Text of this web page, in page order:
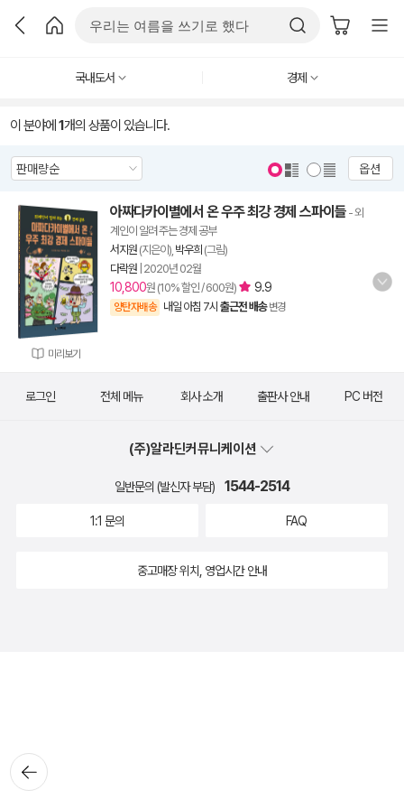
국내도서 경제
이 분야에 1개의 상품이 있습니다.
옵션
미리보기
아짜다카이별에서 온 우주 최강 경제 스파이들 - 외
계인이 알려 주는 경제 공부
서지원 (지은이), 박우희 (그림)
다락원 2020년 02월
10,800원 (10% 할인 / 600원) 9.9
양탄자배송 내일 아침 7시 출근전 배송 변경
뒤로가
기
로그인 전체 메뉴 회사 소개 출판사 안내 PC 버전
(주)알라딘커뮤니케이션
일반문의 (발신자 부담) 1544-2514
1:1 문의 FAQ
중고매장 위치, 영업시간 안내